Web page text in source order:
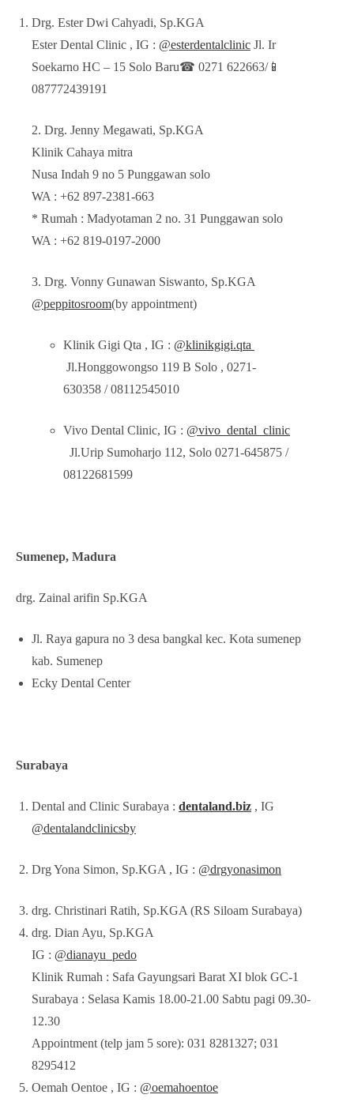
Drg. Ester Dwi Cahyadi, Sp.KGA
Ester Dental Clinic , IG : @esterdentalclinic Jl. Ir
Soekarno HC – 15 Solo Baru☎ 0271 622663/📱
087772439191
2. Drg. Jenny Megawati, Sp.KGA
Klinik Cahaya mitra
Nusa Indah 9 no 5 Punggawan solo
WA : +62 897-2381-663
* Rumah : Madyotaman 2 no. 31 Punggawan solo
WA : +62 819-0197-2000
3. Drg. Vonny Gunawan Siswanto, Sp.KGA
@peppitosroom(by appointment)
Klinik Gigi Qta , IG : @klinikgigi.qta
Jl.Honggowongso 119 B Solo , 0271-
630358 / 08112545010
Vivo Dental Clinic, IG : @vivo_dental_clinic
Jl.Urip Sumoharjo 112, Solo 0271-645875 /
08122681599
Sumenep, Madura
drg. Zainal arifin Sp.KGA
Jl. Raya gapura no 3 desa bangkal kec. Kota sumenep
kab. Sumenep
Ecky Dental Center
Surabaya
Dental and Clinic Surabaya : dentaland.biz , IG
@dentalandclinicsby
Drg Yona Simon, Sp.KGA , IG : @drgyonasimon
drg. Christinari Ratih, Sp.KGA (RS Siloam Surabaya)
drg. Dian Ayu, Sp.KGA
IG : @dianayu_pedo
Klinik Rumah : Safa Gayungsari Barat XI blok GC-1
Surabaya : Selasa Kamis 18.00-21.00 Sabtu pagi 09.30-
12.30
Appointment (telp jam 5 sore): 031 8281327; 031
8295412
Oemah Oentoe , IG : @oemahoentoe